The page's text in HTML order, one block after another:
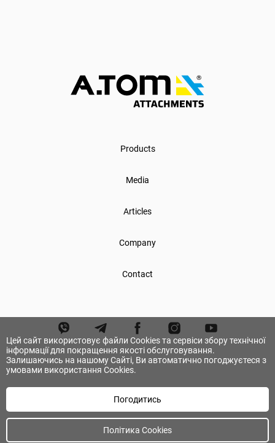
Цей сайт використовує файли Cookies та сервіси збору технічної
інформації для покращення якості обслуговування.
Залишаючись на нашому Сайті, Ви автоматично погоджуєтеся з
умовами використання Cookies.
Погодитись
Політика Cookies
Products
Media
Articles
Company
Contact
© А.ТОМ. All rights reserved.